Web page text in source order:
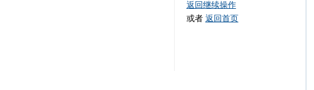
返回继续操作
或者 返回首页